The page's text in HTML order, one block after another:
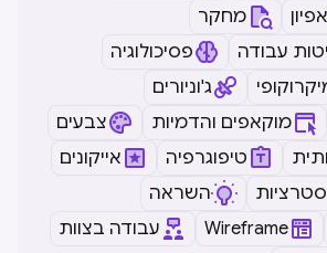
אפיון
מחקר
עבודה
פסיכולוגיה
ג'וניורים
מוקאפים והדמיות
צבעים
טיפוגרפיה
אייקונים
השראה
Wireframe עבודה בצוות